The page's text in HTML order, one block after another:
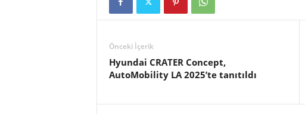
Önceki İçerik
Hyundai CRATER Concept,
AutoMobility LA 2025’te tanıtıldı